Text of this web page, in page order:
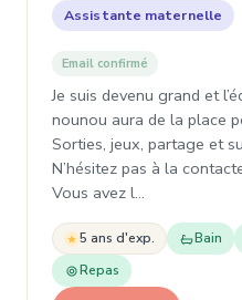
Assistante maternelle
Email confirmé
Je suis devenu grand et
nounou aura de la place
Sorties, jeux, partage et
N’hésitez pas à la
Vous avez l…
5 ans d'exp. Bain
Repas